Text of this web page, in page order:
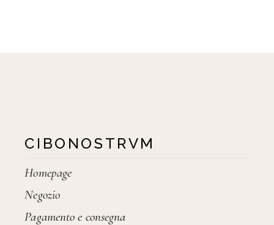
CIBONOSTRVM
Homepage
Negozio
Pagamento e consegna